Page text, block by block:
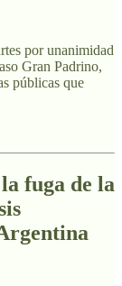
por unanimidad
Gran Padrino,
públicas que
fuga de la